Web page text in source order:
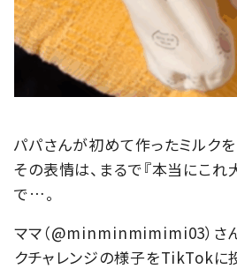
パパさんが初めて作ったミルクを
その表情は、まるで『本当にこれ
で…。
ママ（@minminmimimi03）さ
クチャレンジの様子をTikTokに